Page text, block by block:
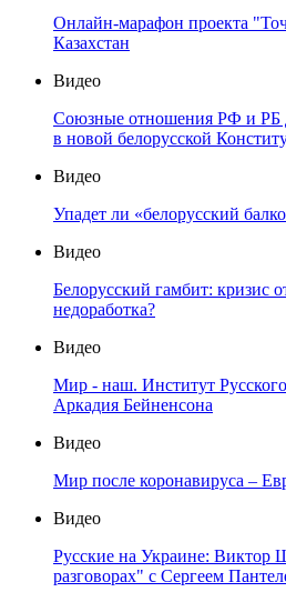
Онлайн-марафон проекта
Казахстан
Видео
Союзные отношения РФ и РБ
в новой белорусской
Видео
Упадет ли «белорусский
Видео
Белорусский гамбит: кризис
недоработка?
Видео
Мир - наш. Институт
Аркадия Бейненсона
Видео
Мир после коронавируса –
Видео
Русские на Украине: Виктор
разговорах" с Сергеем